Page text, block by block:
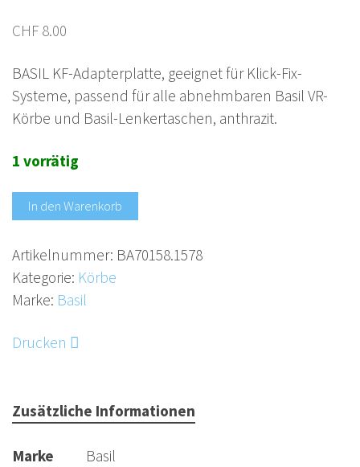
CHF 8.00
BASIL KF-Adapterplatte, geeignet für Klick-Fix-
Systeme, passend für alle abnehmbaren Basil VR-
Körbe und Basil-Lenkertaschen, anthrazit.
1 vorrätig
In den Warenkorb
Artikelnummer: BA70158.1578
Kategorie: Körbe
Marke: Basil
Drucken
Zusätzliche Informationen
Marke Basil